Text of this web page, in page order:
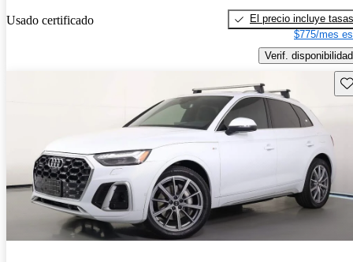
Usado certificado
El precio incluye tasas
$775/mes
Verif. disponibilidad